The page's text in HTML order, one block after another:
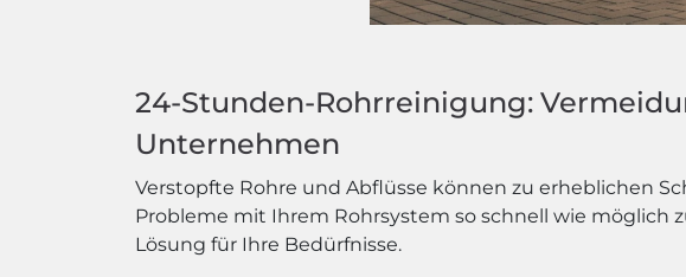
24-Stunden-Rohrreinigung:
Unternehmen
Verstopfte Rohre und Abflüsse können zu erheblichen
Probleme mit Ihrem Rohrsystem so schnell wie möglich
Lösung für Ihre Bedürfnisse.